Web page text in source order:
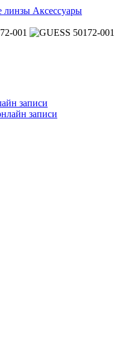
линзы Аксессуары
записи